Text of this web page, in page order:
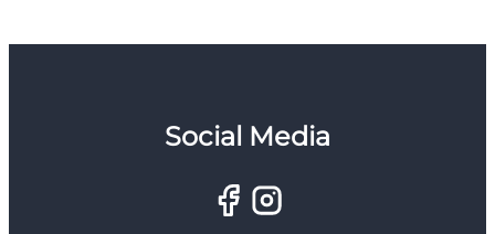
Social Media